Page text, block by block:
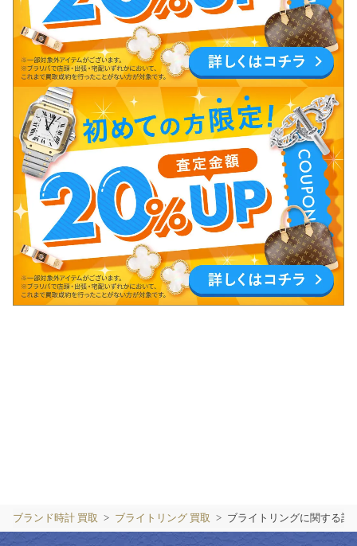
ブランド時計 買取 ブライトリング 買取 ブライトリングに関する記